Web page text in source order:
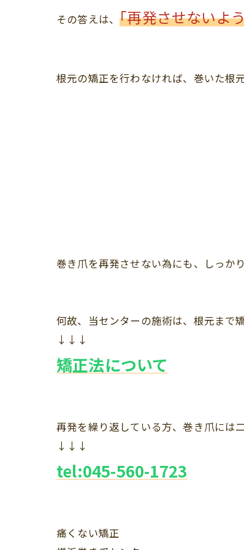
その答えは、｢再発させないよ
根元の矯正を行わなければ、巻いた根
巻き爪を再発させない為にも、しっか
何故、当センターの施術は、根元まで
↓↓↓
矯正法について
再発を繰り返している方、巻き爪には
↓↓↓
tel:045-560-1723
痛くない矯正